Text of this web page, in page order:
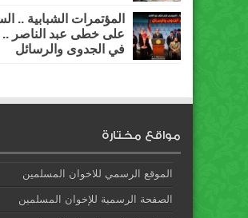
المؤتمرات الشبابية ..
على خطى عبد الناصر ..
في الجدوى والرسائل
مواقع مختارة
الموقع الرسمي للاخوان المسلمين
الصفحة الرسمية للإخوان المسلمين